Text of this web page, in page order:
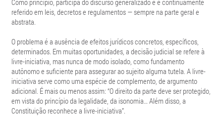
Como princípio, participa do discurso generalizado e é continuamente
referido em leis, decretos e regulamentos — sempre na parte geral e
abstrata.
O problema é a ausência de efeitos jurídicos concretos, específicos,
determinados. Em muitas oportunidades, a decisão judicial se refere à
livre-iniciativa, mas nunca de modo isolado, como fundamento
autônomo e suficiente para assegurar ao sujeito alguma tutela. A livre-
iniciativa serve como uma espécie de complemento, de argumento
adicional. É mais ou menos assim: “O direito da parte deve ser protegido,
em vista do princípio da legalidade, da isonomia… Além disso, a
Constituição reconhece a livre-iniciativa”.